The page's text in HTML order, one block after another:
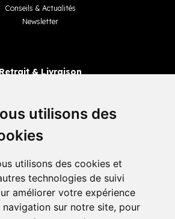
utilisons des
utilisons des cookies et
technologies de suivi
améliorer votre expérience
navigation sur notre site, pour
Conseils & Actualités
Newsletter
& Livraison
Livraisons
65 avis